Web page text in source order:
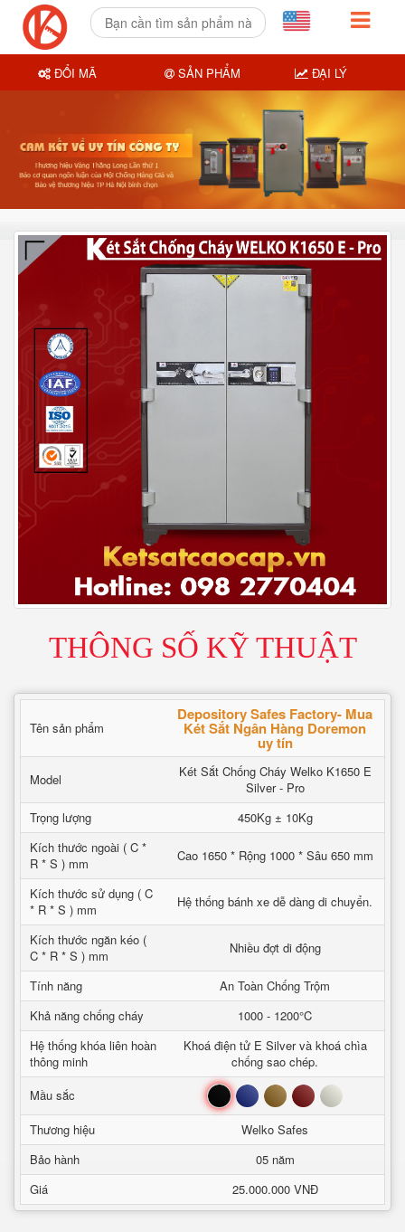
THÔNG SỐ KỸ THUẬT
Tên sản phẩm
Depository Safes Factory- Mua
Két Sắt Ngân Hàng Doremon
uy tín
Model
Két Sắt Chống Cháy Welko K1650 E
Silver - Pro
Trọng lượng
450Kg ± 10Kg
Kích thước ngoài ( C *
R * S ) mm
Cao 1650 * Rộng 1000 * Sâu 650 mm
Kích thước sử dụng ( C
* R * S ) mm
Hệ thống bánh xe dễ dàng di chuyển.
Kích thước ngăn kéo (
C * R * S ) mm
Nhiều đợt di động
Tính năng
An Toàn Chống Trộm
Khả năng chống cháy
1000 - 1200°C
Hệ thống khóa liên hoàn
thông minh
Khoá điện tử E Silver và khoá chìa
chống sao chép.
Mầu sắc
Đen Xanh Nâu Đỏ Trắng
Thương hiệu
Welko Safes
Bảo hành
05 năm
Giá
25.000.000 VNĐ
ĐỔI MÃ SẢN PHẨM ĐẠI LÝ